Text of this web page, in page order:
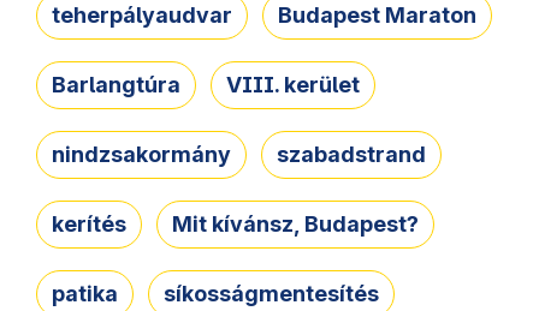
teherpályaudvar Budapest Maraton
Barlangtúra VIII. kerület
nindzsakormány szabadstrand
kerítés Mit kívánsz, Budapest?
patika síkosságmentesítés